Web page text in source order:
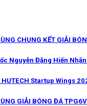
CHUNG KẾT GIẢI
Nguyễn Đặng Hiến
Startup Wings
GIẢI BÓNG ĐÁ